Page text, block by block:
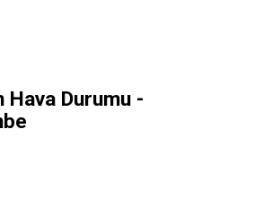
Hava Durumu -